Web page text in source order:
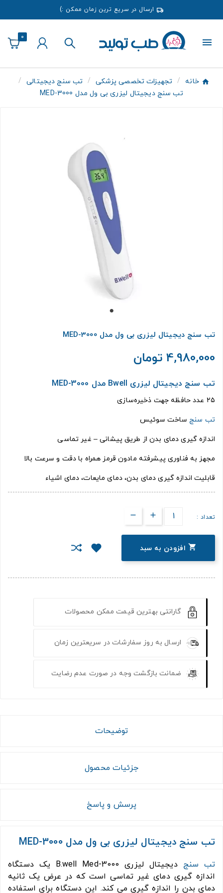
ارسال در سریع ترین زمان ممکن :)
0
خانه تجهیزات تخصصی پزشکی
تب سنج دیجیتالی
تب سنج دیجیتال لیزری بی ول مدل MED-3000
تب سنج دیجیتال لیزری بی ول مدل MED-3000
4,980,000 تومان
تب سنج دیجیتال لیزری Bwell مدل MED-3000
۲۵ عدد حافظه جهت ذخیره‌سازی
تب سنج ساخت سوئیس
اندازه گیری دمای بدن از طریق پیشانی – غیر تماسی
مجهز به فناوری پیشرفته مادون قرمز همراه با دقت و سرعت بالا
قابلیت اندازه گیری دمای بدن، دمای مایعات، دمای اشیاء
تعداد :
 افزودن به سبد
گارانتی بهترین قیمت ممکن محصولات
ارسال به روز سفارشات در سریعترین زمان
ضمانت بازگشت وجه در صورت عدم رضایت
توضیحات
جزئیات محصول
پرسش و پاسخ
تب سنج دیجیتال لیزری بی ول مدل MED-3000
تب سنج
دیجیتال لیزری B.well Med-3000 یک دستگاه
اندازه گیری دمای غیر تماسی است که در عرض یک ثانیه
دمای بدن را اندازه گیری می کند. این دستگاه برای استفاده